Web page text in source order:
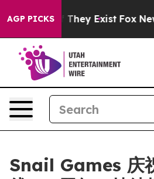
AGP PICKS
Proof They Exist Fox News
Snail Games 庆